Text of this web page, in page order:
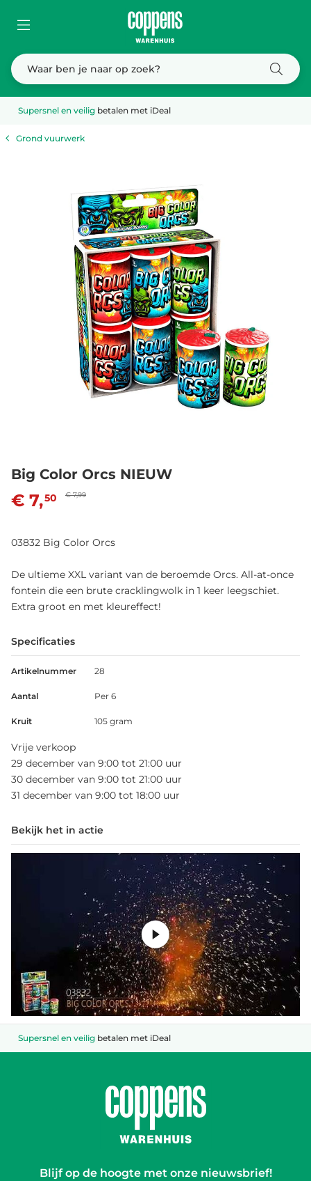
Supersnel en veilig betalen met iDeal
Grond vuurwerk
Big Color Orcs NIEUW
€ 7,50 € 7,99
03832 Big Color Orcs
De ultieme XXL variant van de beroemde Orcs. All-at-once
fontein die een brute cracklingwolk in 1 keer leegschiet.
Extra groot en met kleureffect!
Specificaties
Artikelnummer 28
Aantal Per 6
Kruit 105 gram
Vrije verkoop
29 december van 9:00 tot 21:00 uur
30 december van 9:00 tot 21:00 uur
31 december van 9:00 tot 18:00 uur
Bekijk het in actie
Supersnel en veilig betalen met iDeal
Blijf op de hoogte met onze nieuwsbrief!